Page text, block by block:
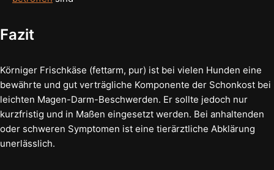
Fazit
Körniger Frischkäse (fettarm, pur) ist bei vielen Hunden eine
bewährte und gut verträgliche Komponente der Schonkost bei
leichten Magen-Darm-Beschwerden. Er sollte jedoch nur
kurzfristig und in Maßen eingesetzt werden. Bei anhaltenden
oder schweren Symptomen ist eine tierärztliche Abklärung
unerlässlich.